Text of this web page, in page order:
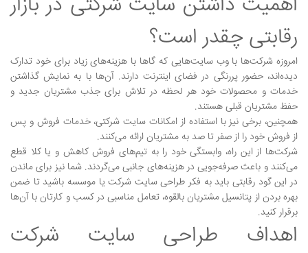
رقابتی چقدر است؟
امروزه شرکت‌ها با وب سایت‌هایی که گاها با هزینه‌های زیاد برای خود تدارک
دیده‌اند، حضور پررنگی در فضای اینترنت دارند. آن‌ها با به نمایش گذاشتن
خدمات و محصولات خود هر لحظه در تلاش برای جذب مشتریان جدید و
حفظ مشتریان قبلی هستند.
همچنین، برخی نیز با استفاده از امکانات سایت شرکتی، خدمات فروش و پس
از فروش خود را از صفر تا صد به مشتریان ارائه می‌کنند.
شرکت‌ها از این راه، وابستگی خود را به تیم‌های فروش کاهش و یا کلا قطع
می‌کنند و باعث صرفه‌جویی در هزینه‌های جانبی می‌گردند. شما نیز برای ماندن
در این گود رقابتی باید به فکر طراحی سایت شرکت یا موسسه باشید تا ضمن
بهره بردن از پتانسیل مشتریان بالقوه، تعامل مناسبی در کسب و کارتان با آن‌ها
برقرار کنید.
اهداف طراحی سایت شرکت